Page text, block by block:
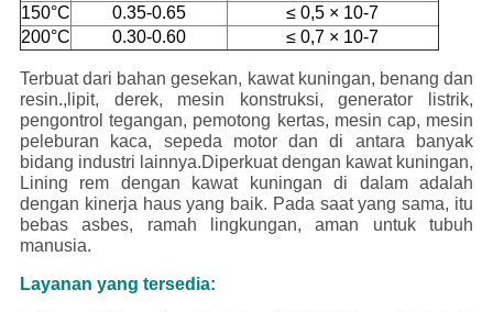
150°C
0.35-0.65
≤ 0,5 × 10-7
200°C
0.30-0.60 ≤ 0,7 × 10-7
Terbuat dari bahan gesekan, kawat kuningan, benang dan
resin.,lipit, derek, mesin konstruksi, generator listrik,
pengontrol tegangan, pemotong kertas, mesin cap, mesin
peleburan kaca, sepeda motor dan di antara banyak
bidang industri lainnya.Diperkuat dengan kawat kuningan,
Lining rem dengan kawat kuningan di dalam adalah
dengan kinerja haus yang baik. Pada saat yang sama, itu
bebas asbes, ramah lingkungan, aman untuk tubuh
manusia.
Layanan yang tersedia: